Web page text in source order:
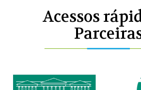
Acessos